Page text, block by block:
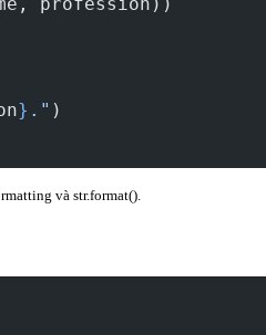
profession))
} ." )
và str.format().